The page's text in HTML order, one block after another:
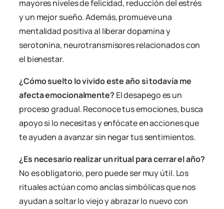
mayores niveles de felicidad, reducción del estrés
y un mejor sueño. Además, promueve una
mentalidad positiva al liberar dopamina y
serotonina, neurotransmisores relacionados con
el bienestar.
¿Cómo suelto lo vivido este año si todavía me
afecta emocionalmente? El desapego es un
proceso gradual. Reconoce tus emociones, busca
apoyo si lo necesitas y enfócate en acciones que
te ayuden a avanzar sin negar tus sentimientos.
¿Es necesario realizar un ritual para cerrar el año?
No es obligatorio, pero puede ser muy útil. Los
rituales actúan como anclas simbólicas que nos
ayudan a soltar lo viejo y abrazar lo nuevo con